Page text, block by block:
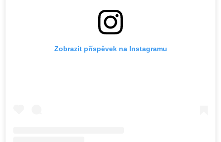
Zobrazit příspěvek na Instagramu